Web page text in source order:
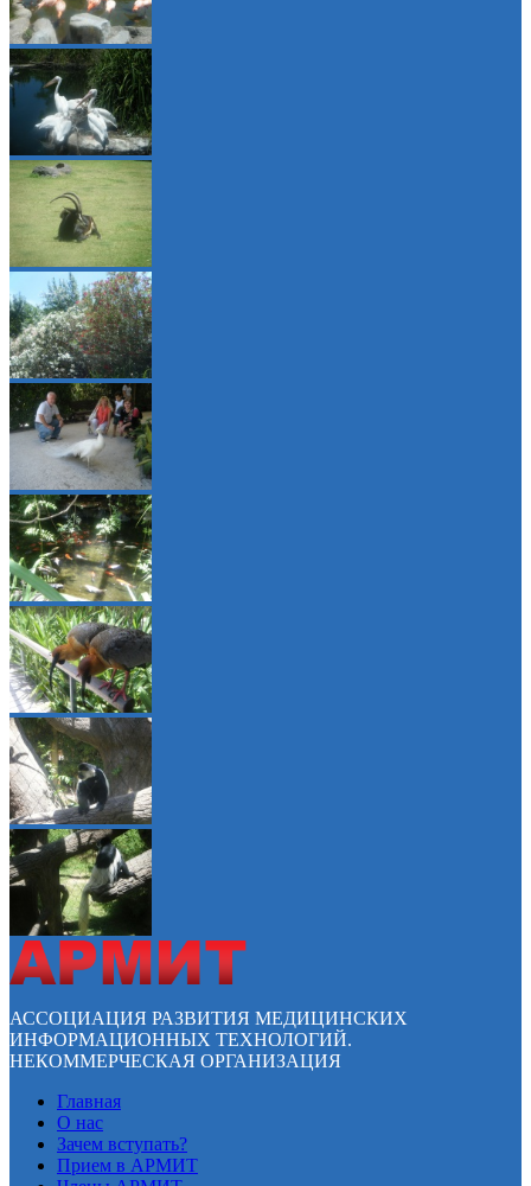
АССОЦИАЦИЯ РАЗВИТИЯ МЕДИЦИНСКИХ
ИНФОРМАЦИОННЫХ ТЕХНОЛОГИЙ.
НЕКОММЕРЧЕСКАЯ ОРГАНИЗАЦИЯ
Главная
О нас
Зачем вступать?
Прием в АРМИТ